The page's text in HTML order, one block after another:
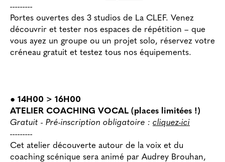
---------
Portes ouvertes des 3 studios de La CLEF. Venez
découvrir et tester nos espaces de répétition – que
vous ayez un groupe ou un projet solo, réservez votre
créneau gratuit et testez tous nos équipements.
● 14H00 > 16H00
ATELIER COACHING VOCAL (places limitées !)
Gratuit - Pré-inscription obligatoire : cliquez-ici
---------
Cet atelier découverte autour de la voix et du
coaching scénique sera animé par Audrey Brouhan,